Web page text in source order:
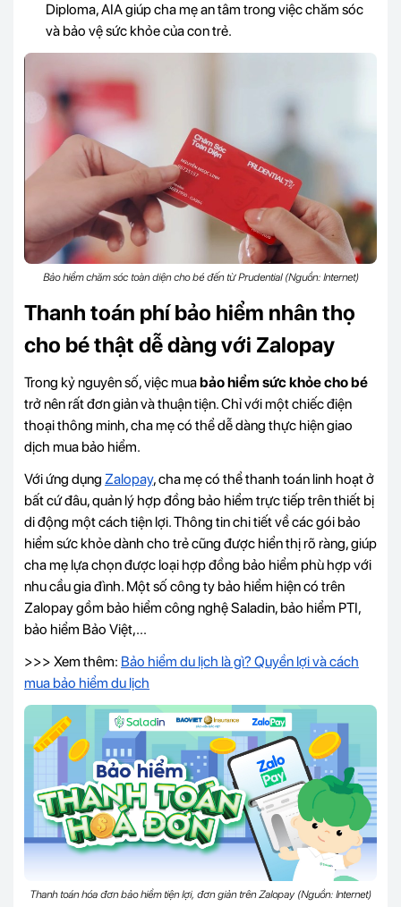
Diploma, AIA giúp cha mẹ an tâm trong việc chăm sóc
và bảo vệ sức khỏe của con trẻ.
Bảo hiểm chăm sóc toàn diện cho bé đến từ Prudential (Nguồn: Internet)
Thanh toán phí bảo hiểm nhân thọ
cho bé thật dễ dàng với Zalopay
Trong kỷ nguyên số, việc muabảo hiểm sức khỏe cho bé
trở nên rất đơn giản và thuận tiện. Chỉ với một chiếc điện
thoại thông minh, cha mẹ có thể dễ dàng thực hiện giao
dịch mua bảo hiểm.
Với ứng dụng Zalopay, cha mẹ có thể thanh toán linh hoạt ở
bất cứ đâu, quản lý hợp đồng bảo hiểm trực tiếp trên thiết bị
di động một cách tiện lợi. Thông tin chi tiết về các gói bảo
hiểm sức khỏe dành cho trẻ cũng được hiển thị rõ ràng, giúp
cha mẹ lựa chọn được loại hợp đồng bảo hiểm phù hợp với
nhu cầu gia đình. Một số công ty bảo hiểm hiện có trên
Zalopay gồm bảo hiểm công nghệ Saladin, bảo hiểm PTI,
bảo hiểm Bảo Việt,...
>>> Xem thêm: Bảo hiểm du lịch là gì? Quyền lợi và cách
mua bảo hiểm du lịch
Thanh toán hóa đơn bảo hiểm tiện lợi, đơn giản trên Zalopay (Nguồn: Internet)